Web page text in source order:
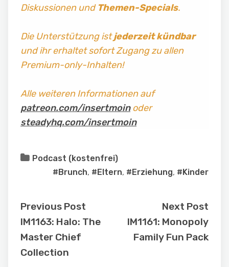
Diskussionen und Themen-Specials.
Die Unterstützung istjederzeit kündbar
und ihr erhaltet sofort Zugang zu allen
Premium-only-Inhalten!
Alle weiteren Informationen auf
patreon.com/insertmoinoder
steadyhq.com/insertmoin
Podcast (kostenfrei)
#Brunch, #Eltern, #Erziehung, #Kinder
Previous Post
IM1163: Halo: The
Master Chief
Collection
Next Post
IM1161: Monopoly
Family Fun Pack